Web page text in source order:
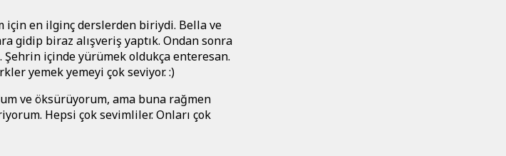
için en ilginç derslerden biriydi. Bella ve
gidip biraz alışveriş yaptık. Ondan sonra
içinde yürümek oldukça enteresan.
yemek yemeyi çok seviyor. :)
ve öksürüyorum, ama buna rağmen
Hepsi çok sevimliler. Onları çok